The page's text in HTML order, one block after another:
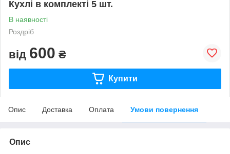
Кухлі в комплекті 5 шт.
В наявності
Роздріб
від 600 ₴
Купити
Опис Доставка Оплата Умови повернення
Опис